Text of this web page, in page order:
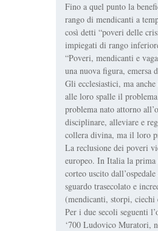
Fino a quel punto la
rango di mendicanti a
così detti “poveri delle
impiegati di rango
“Poveri, mendicanti e
una nuova figura, emersa
Gli ecclesiastici, ma
alle loro spalle il
problema nato attorno
disciplinare, alleviare e
collera divina, ma il loro
La reclusione dei poveri
europeo. In Italia la prima
corteo uscito
sguardo trasecolato e
(mendicanti, storpi, ciechi
Per i due secoli seguenti
‘700 Ludovico Muratori,